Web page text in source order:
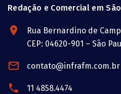
Redação e Comercial em
Rua Bernardino de
CEP: 04620-901 – São
contato@infrafm.com.br
11 4858.4474